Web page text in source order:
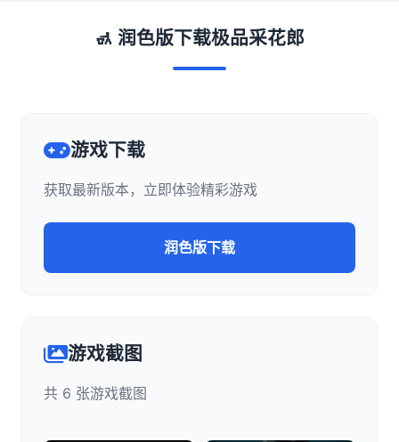
🚮 润色版下载极品采花郎
游戏下载
获取最新版本，立即体验精彩游戏
润色版下载
游戏截图
共 6 张游戏截图